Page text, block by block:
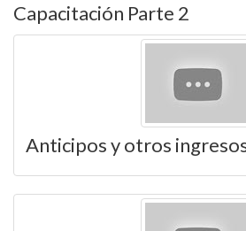
Capacitación Parte 2
Anticipos y otros